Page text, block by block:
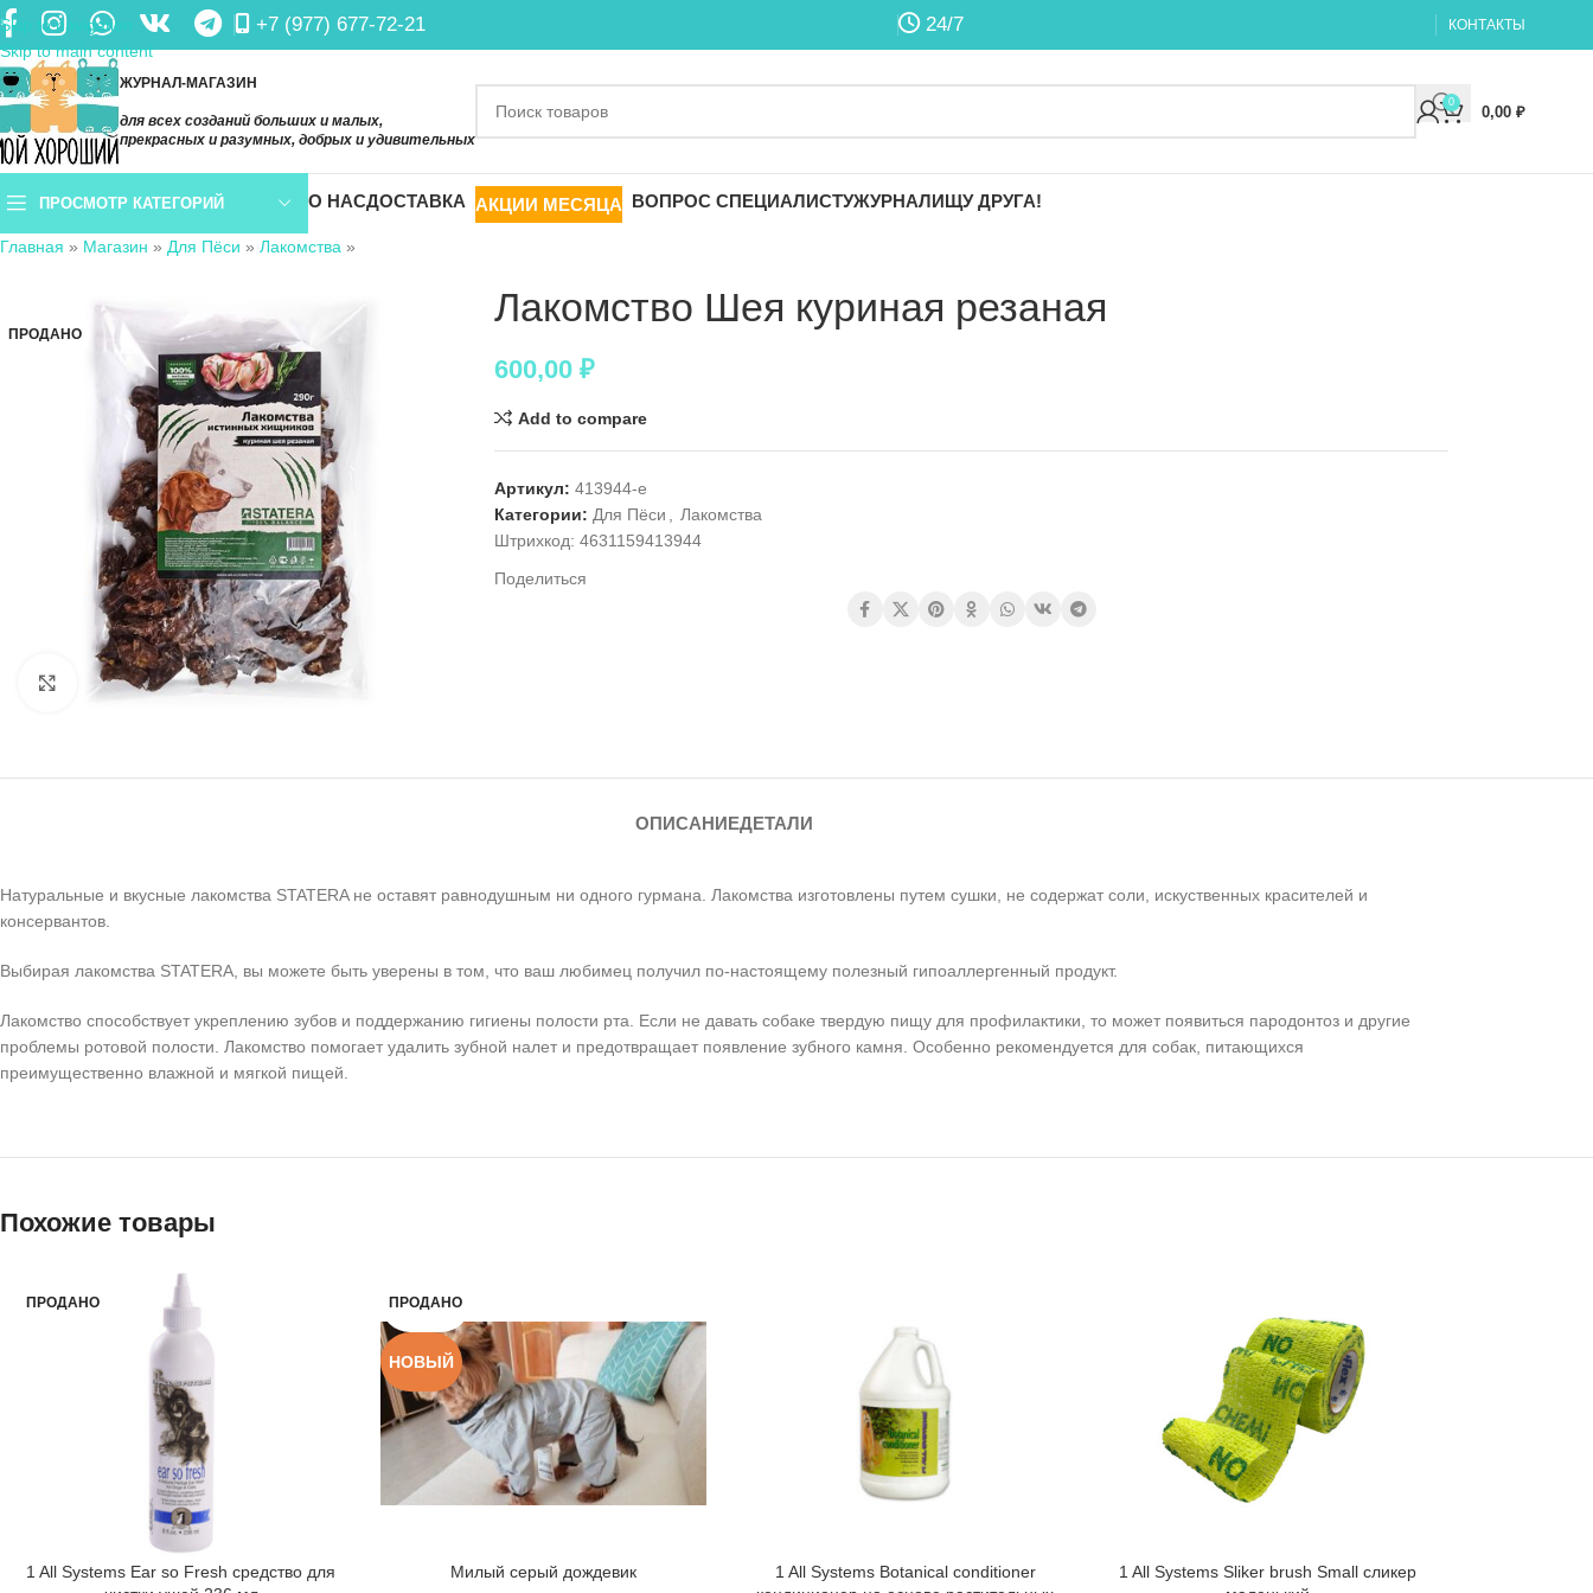
Skip to navigation
Skip to main content
+7 (977) 677-72-21 24/7 КОНТАКТЫ
ЖУРНАЛ-МАГАЗИН
для всех созданий больших и малых,
прекрасных и разумных, добрых и удивительных
0
0,00 ₽
ПРОСМОТР КАТЕГОРИЙ О НАСДОСТАВКА АКЦИИ МЕСЯЦА ВОПРОС СПЕЦИАЛИСТУЖУРНАЛИЩУ ДРУГА!
Главная » Магазин » Для Пёси » Лакомства »
ПРОДАНО
Нажмите, чтобы увеличить
Лакомство Шея куриная резаная
600,00₽
Add to compare
Артикул:413944-e
Категории: Для Пёси
Лакомства
Штрихкод:4631159413944
Поделиться
ОПИСАНИЕДЕТАЛИ
Натуральные и вкусные лакомства STATERA не оставят равнодушным ни одного гурмана. Лакомства изготовлены путем сушки, не содержат соли, искуственных красителей и
консервантов.
Выбирая лакомства STATERA, вы можете быть уверены в том, что ваш любимец получил по-настоящему полезный гипоаллергенный продукт.
Лакомство способствует укреплению зубов и поддержанию гигиены полости рта. Если не давать собаке твердую пищу для профилактики, то может появиться пародонтоз и другие
проблемы ротовой полости. Лакомство помогает удалить зубной налет и предотвращает появление зубного камня. Особенно рекомендуется для собак, питающихся
преимущественно влажной и мягкой пищей.
Похожие товары
ПРОДАНО
1 All Systems Ear so Fresh средство для
ПРОДАНО
НОВЫЙ
Милый серый дождевик
1 All Systems Botanical conditioner
1 All Systems Sliker brush Small сликер